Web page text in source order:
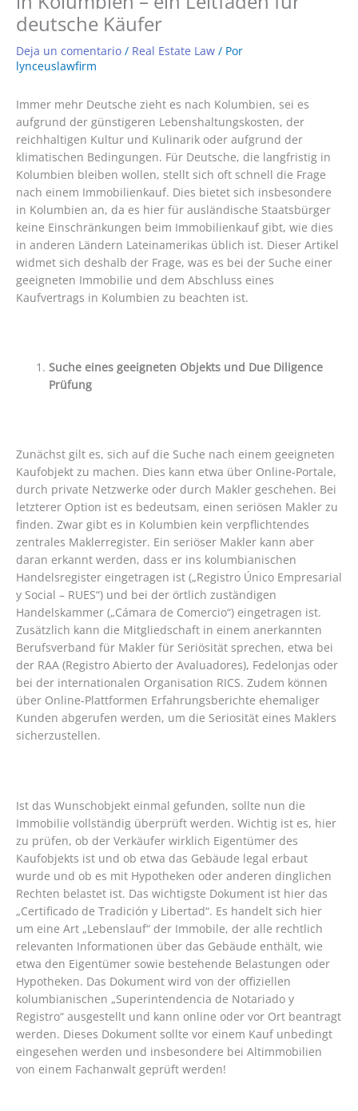
deutsche Käufer
Deja un comentario / Real Estate Law / Por
lynceuslawfirm
Immer mehr Deutsche zieht es nach Kolumbien, sei es
aufgrund der günstigeren Lebenshaltungskosten, der
reichhaltigen Kultur und Kulinarik oder aufgrund der
klimatischen Bedingungen. Für Deutsche, die langfristig in
Kolumbien bleiben wollen, stellt sich oft schnell die Frage
nach einem Immobilienkauf. Dies bietet sich insbesondere
in Kolumbien an, da es hier für ausländische Staatsbürger
keine Einschränkungen beim Immobilienkauf gibt, wie dies
in anderen Ländern Lateinamerikas üblich ist. Dieser Artikel
widmet sich deshalb der Frage, was es bei der Suche einer
geeigneten Immobilie und dem Abschluss eines
Kaufvertrags in Kolumbien zu beachten ist.
Suche eines geeigneten Objekts und Due Diligence
Prüfung
Zunächst gilt es, sich auf die Suche nach einem geeigneten
Kaufobjekt zu machen. Dies kann etwa über Online-Portale,
durch private Netzwerke oder durch Makler geschehen. Bei
letzterer Option ist es bedeutsam, einen seriösen Makler zu
finden. Zwar gibt es in Kolumbien kein verpflichtendes
zentrales Maklerregister. Ein seriöser Makler kann aber
daran erkannt werden, dass er ins kolumbianischen
Handelsregister eingetragen ist („Registro Único Empresarial
y Social – RUES“) und bei der örtlich zuständigen
Handelskammer („Cámara de Comercio“) eingetragen ist.
Zusätzlich kann die Mitgliedschaft in einem anerkannten
Berufsverband für Makler für Seriösität sprechen, etwa bei
der RAA (Registro Abierto der Avaluadores), Fedelonjas oder
bei der internationalen Organisation RICS. Zudem können
über Online-Plattformen Erfahrungsberichte ehemaliger
Kunden abgerufen werden, um die Seriosität eines Maklers
sicherzustellen.
Ist das Wunschobjekt einmal gefunden, sollte nun die
Immobilie vollständig überprüft werden. Wichtig ist es, hier
zu prüfen, ob der Verkäufer wirklich Eigentümer des
Kaufobjekts ist und ob etwa das Gebäude legal erbaut
wurde und ob es mit Hypotheken oder anderen dinglichen
Rechten belastet ist. Das wichtigste Dokument ist hier das
„Certificado de Tradición y Libertad“. Es handelt sich hier
um eine Art „Lebenslauf“ der Immobile, der alle rechtlich
relevanten Informationen über das Gebäude enthält, wie
etwa den Eigentümer sowie bestehende Belastungen oder
Hypotheken. Das Dokument wird von der offiziellen
kolumbianischen „Superintendencia de Notariado y
Registro“ ausgestellt und kann online oder vor Ort beantragt
werden. Dieses Dokument sollte vor einem Kauf unbedingt
eingesehen werden und insbesondere bei Altimmobilien
von einem Fachanwalt geprüft werden!